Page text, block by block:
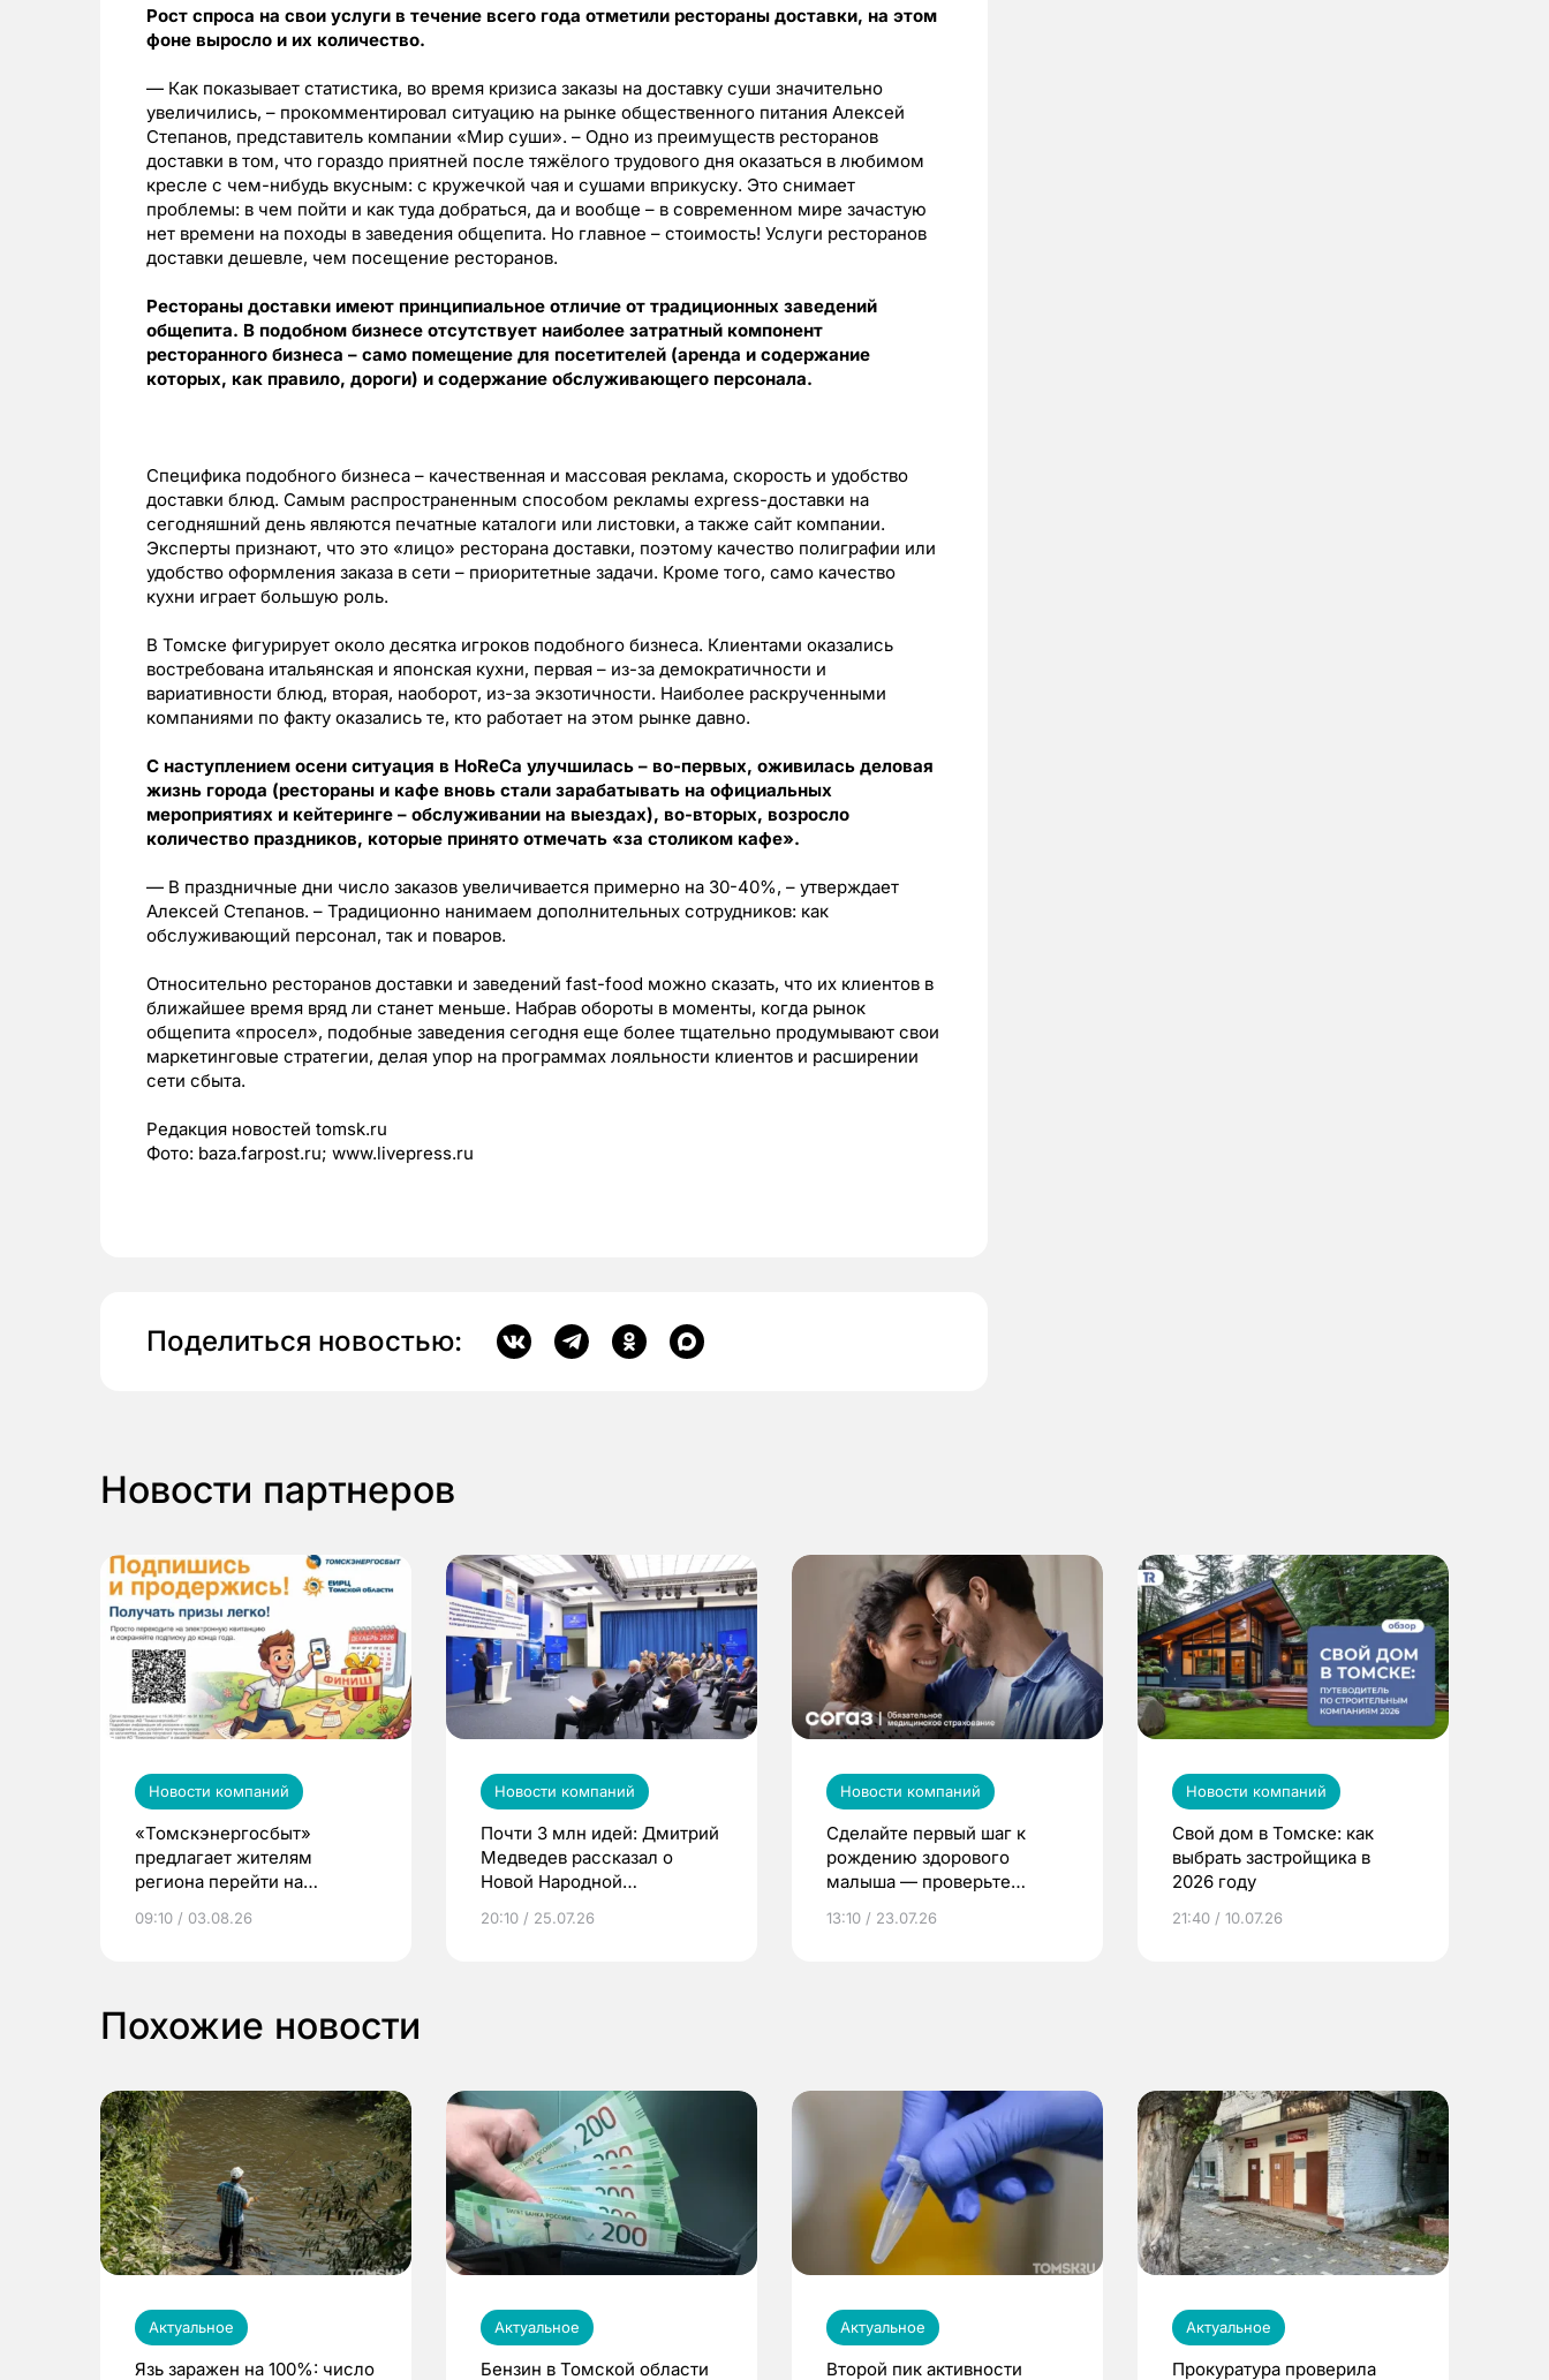
Рост спроса на свои услуги в течение всего года отметили рестораны доставки, на этом
фоне выросло и их количество.
— Как показывает статистика, во время кризиса заказы на доставку суши значительно
увеличились, – прокомментировал ситуацию на рынке общественного питания Алексей
Степанов, представитель компании «Мир суши». – Одно из преимуществ ресторанов
доставки в том, что гораздо приятней после тяжёлого трудового дня оказаться в любимом
кресле с чем-нибудь вкусным: с кружечкой чая и сушами вприкуску. Это снимает
проблемы: в чем пойти и как туда добраться, да и вообще – в современном мире зачастую
нет времени на походы в заведения общепита. Но главное – стоимость! Услуги ресторанов
доставки дешевле, чем посещение ресторанов.
Рестораны доставки имеют принципиальное отличие от традиционных заведений
общепита. В подобном бизнесе отсутствует наиболее затратный компонент
ресторанного бизнеса – само помещение для посетителей (аренда и содержание
которых, как правило, дороги) и содержание обслуживающего персонала.
Специфика подобного бизнеса – качественная и массовая реклама, скорость и удобство
доставки блюд. Самым распространенным способом рекламы express-доставки на
сегодняшний день являются печатные каталоги или листовки, а также сайт компании.
Эксперты признают, что это «лицо» ресторана доставки, поэтому качество полиграфии или
удобство оформления заказа в сети – приоритетные задачи. Кроме того, само качество
кухни играет большую роль.
В Томске фигурирует около десятка игроков подобного бизнеса. Клиентами оказались
востребована итальянская и японская кухни, первая – из-за демократичности и
вариативности блюд, вторая, наоборот, из-за экзотичности. Наиболее раскрученными
компаниями по факту оказались те, кто работает на этом рынке давно.
С наступлением осени ситуация в HoReCa улучшилась – во-первых, оживилась деловая
жизнь города (рестораны и кафе вновь стали зарабатывать на официальных
мероприятиях и кейтеринге – обслуживании на выездах), во-вторых, возросло
количество праздников, которые принято отмечать «за столиком кафе».
— В праздничные дни число заказов увеличивается примерно на 30-40%, – утверждает
Алексей Степанов. – Традиционно нанимаем дополнительных сотрудников: как
обслуживающий персонал, так и поваров.
Относительно ресторанов доставки и заведений fast-food можно сказать, что их клиентов в
ближайшее время вряд ли станет меньше. Набрав обороты в моменты, когда рынок
общепита «просел», подобные заведения сегодня еще более тщательно продумывают свои
маркетинговые стратегии, делая упор на программах лояльности клиентов и расширении
сети сбыта.
Редакция новостей tomsk.ru
Фото: baza.farpost.ru; www.livepress.ru
Поделиться новостью:
Новости партнеров
Новости компаний
«Томскэнергосбыт»
предлагает жителям
региона перейти на
выиграть призы
09:10 / 03.08.26
Новости компаний
Почти 3 млн идей: Дмитрий
Медведев рассказал о
Новой Народной
20:10 / 25.07.26
Новости компаний
Сделайте первый шаг к
рождению здорового
малыша — проверьте
по ОМС!
13:10 / 23.07.26
Новости компаний
Свой дом в Томске: как
выбрать застройщика в
2026 году
21:40 / 10.07.26
Похожие новости
Актуальное
Язь заражен на 100%: число
Актуальное
Бензин в Томской области
Актуальное
Второй пик активности
Актуальное
Прокуратура проверила